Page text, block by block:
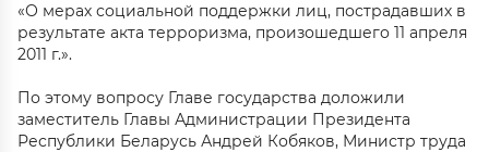
«О мерах социальной поддержки лиц, пострадавших в
результате акта терроризма, произошедшего 11 апреля
2011 г.».
По этому вопросу Главе государства доложили
заместитель Главы Администрации Президента
Республики Беларусь Андрей Кобяков, Министр труда